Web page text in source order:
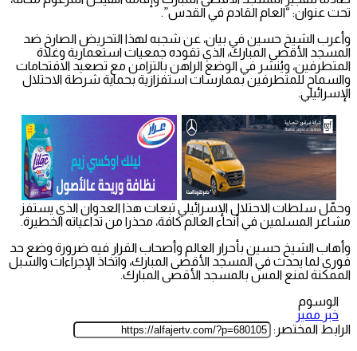
تحت عنوان: “العام القادم في القدس”.
وأعرب الشيخ حسين في بيان، عن شجبه لهذا التحريض الصارخ ضد
المسجد الأقصى المبارك، الذي تقوده جمعيات استعمارية وغلاة
المتطرفين، ويُنشر في الوضع الراهن بالتزامن مع تصعيد الاقتحامات
والسماح للمتطرفين بممارسات استفزازية بحماية شرطة الاحتلال
الإسرائيلي.
وحمّل سلطات الاحتلال الإسرائيلي تبعات هذا العدوان الذي يستفز
مشاعر المسلمين في أنحاء العالم كافة، محذرا من تداعياته الخطيرة.
وأهاب الشيخ حسين بأحرار العالم وأصحاب القرار فيه ضرورة وضع حد
فوري لما يحدث في المسجد الأقصى المبارك، واتخاذ الإجراءات والسبل
الممكنة لمنع المس بالمسجد الأقصى المبارك.
الوسوم
خبر مميز
الرابط المختصر: